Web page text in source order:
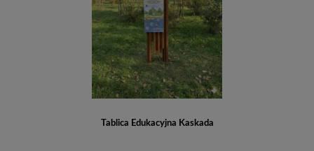
Tablica Edukacyjna Kaskada